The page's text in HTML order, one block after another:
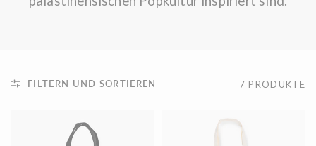
FILTERN UND SORTIEREN 7 PRODUKTE